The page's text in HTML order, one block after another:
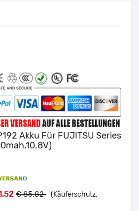
Akku Für FUJITSU Series
€ 85.82 (Käuferschutz,